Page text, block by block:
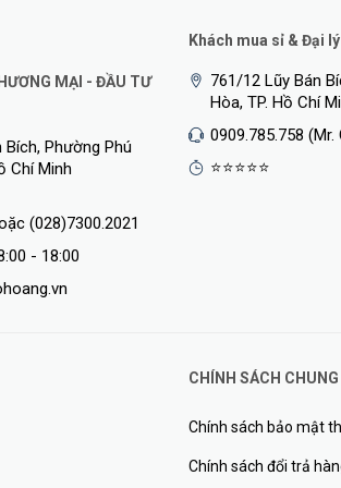
cung cấp nhiều công cụ để quan sát toàn bộ
có thể xác định vị trí và nguyên nhân gây ra
tính năng chia VLAN theo Port/802.1q.
Trường
tốt cho môi trường khi nâng cấp lên mạng
chỉnh điện năng tiêu thụ dựa vào tình trạng
MẠI - ĐẦU TƯ
Bích, Phường Phú
Chí Minh
(028)7300.2021
- 18:00
Khách mua sỉ & Đại lý
761/12 Lũy Bán
Hòa, TP. Hồ Chí
0909.785.758 (Mr.
⭐⭐⭐⭐⭐
CHÍNH SÁCH CHUNG
Chính sách bảo mật
Chính sách đổi trả